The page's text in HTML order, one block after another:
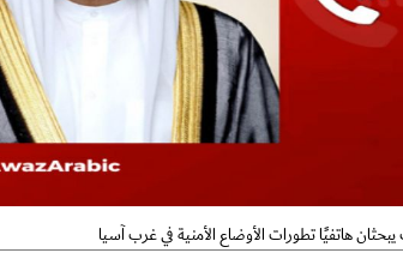
هاتفيًا تطورات الأوضاع الأمنية في غرب آسيا